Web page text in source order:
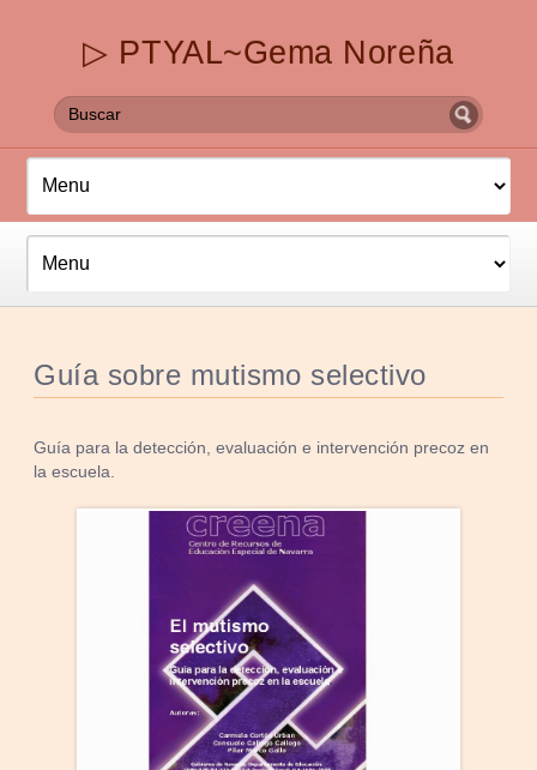
▷ PTYAL~Gema Noreña
Guía sobre mutismo selectivo
Guía para la detección, evaluación e intervención precoz en
la escuela.